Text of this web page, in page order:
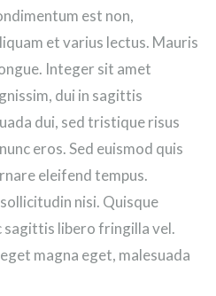
est non,
et varius lectus. Mauris
Integer sit amet
dui in sagittis
dui, sed tristique risus
eros. Sed euismod quis
eleifend tempus.
nisi. Quisque
sagittis libero fringilla vel.
magna eget, malesuada